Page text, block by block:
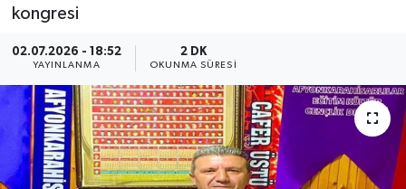
kongresi
02.07.2026 - 18:52
YAYINLANMA
2 DK
OKUNMA SÜRESI
Tüm Manşetler
Son Dakika Haberleri
Haber Arşivi